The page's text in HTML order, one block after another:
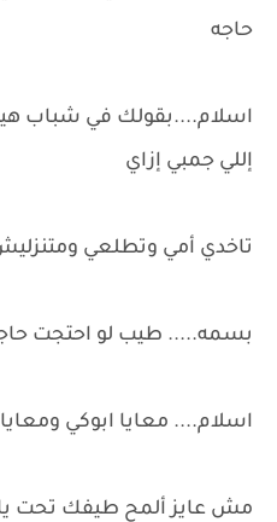
حاجه
اسلام....بقولك في شباب
إللي جمبي إزاي
تاخدي أمي وتطلعي
بسمه..... طيب لو احتجت
اسلام.... معايا ابوكي
مش عايز ألمح طيفك تحت